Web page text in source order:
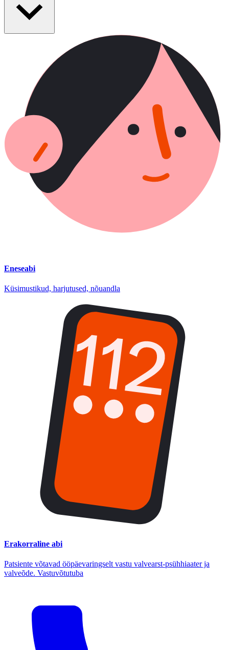
Eneseabi
Küsimustikud, harjutused, nõuandla
Erakorraline abi
Patsiente võtavad ööpäevaringselt vastu valvearst-psühhiaater ja
valveõde. Vastuvõtutuba